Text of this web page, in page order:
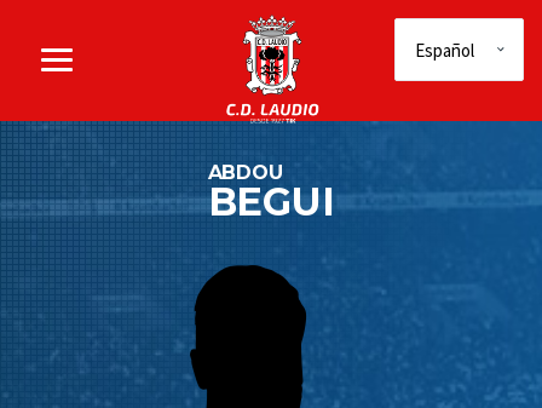
ABDOU
BEGUI